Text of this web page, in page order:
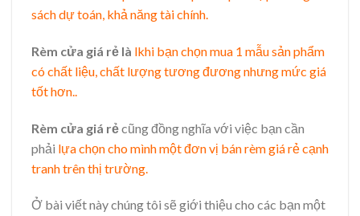
sách dự toán, khả năng tài chính.
Rèm cửa giá rẻ là lkhi bạn chọn mua 1 mẫu sản phẩm
có chất liệu, chất lượng tương đương nhưng mức giá
tốt hơn..
Rèm cửa giá rẻcũng đồng nghĩa với việc bạn cần
phải lựa chọn cho mình một đơn vị bán rèm giá rẻ cạnh
tranh trên thị trường.
Ở bài viết này chúng tôi sẽ giới thiệu cho các bạn một